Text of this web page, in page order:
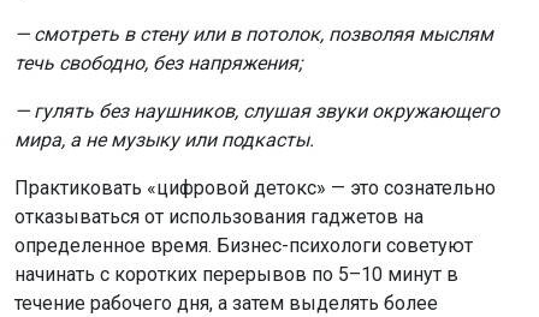
— смотреть в стену или в потолок, позволяя мыслям
течь свободно, без напряжения;
— гулять без наушников, слушая звуки окружающего
мира, а не музыку или подкасты.
Практиковать «цифровой детокс» — это сознательно
отказываться от использования гаджетов на
определенное время. Бизнес-психологи советуют
начинать с коротких перерывов по 5–10 минут в
течение рабочего дня, а затем выделять более